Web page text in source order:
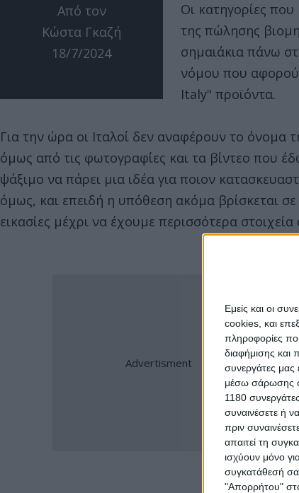
Εμείς και οι
cookies, και
πληροφορίες
διαφήμισης και
συνεργάτες μας
μέσω σάρωσης
1180
συναινέσετε ή
πριν
απαιτεί τη
ισχύουν μόνο
συγκατάθεσή
"Απορρήτου"
Από τον
Κώστα Γκαζή
18/7/2024
Οι κατηγορίες
της πώλησης
σημαιάκια πάνω
νόμου που
Italy" προϊόντα.
Για την ώρα οι Ιταλοί δεν αναφέρουν το όνομα
όμως από τις φωτογραφίες και τα βίντεο που
ψάξιμο να πάρει μια ιδέα για ποιον
όμως, και επειδή η υπόθεση ακόμα βρίσκεται
εικασίες μέχρι να έχουμε περισσότερα